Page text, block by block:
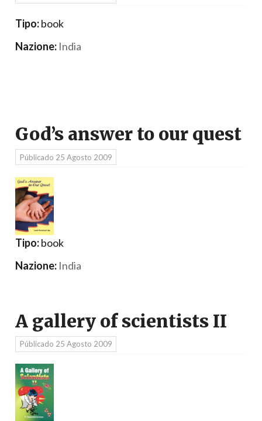
Tipo:book
Nazione: India
God’s answer to our quest
Públicado 25 Agosto 2009
Tipo:book
Nazione: India
A gallery of scientists II
Públicado 25 Agosto 2009